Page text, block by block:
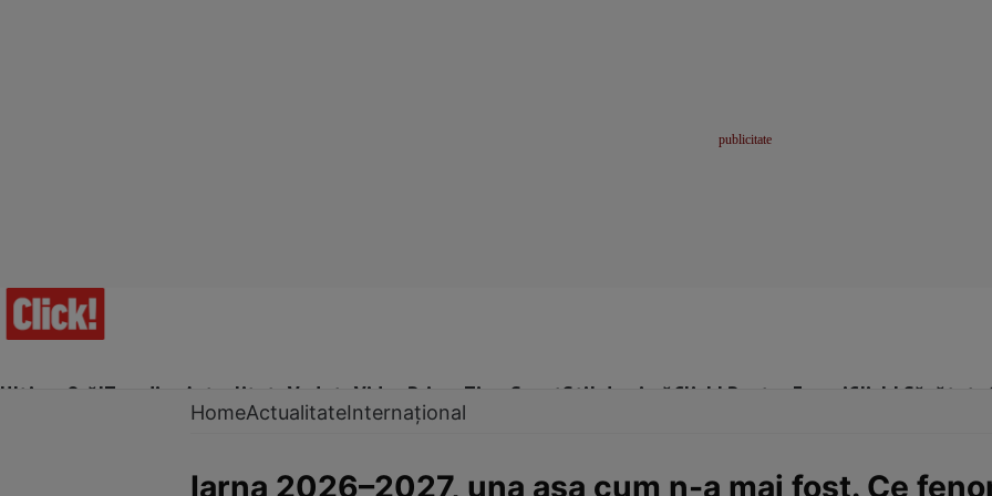
Ultima Oră!Trending Actualitate Vedete Video Prime Time SportStil de viațăClick! Pentru FemeiClick! Sănătate
HomeActualitateInternațional
Iarna 2026–2027, una așa cum n-a mai fost. Ce